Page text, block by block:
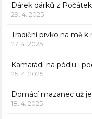
Dárek dárků z Počátek
29. 4. 2025
Tradiční pivko na mě
27. 4. 2025
Kamarádi na pódiu i
25. 4. 2025
Domácí mazanec už
18. 4. 2025